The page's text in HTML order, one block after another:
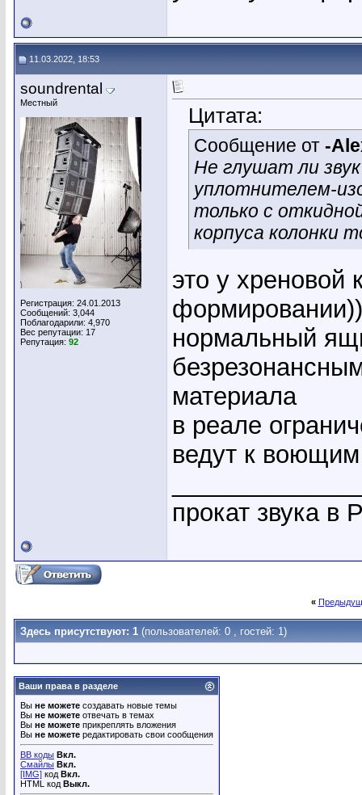
11.03.2022, 18:53
soundrental
Местный
Регистрация: 24.01.2013
Сообщений: 3,044
Поблагодарили: 4,970
Вес репутации: 17
Репутация: 92
Цитата:
Сообщение от -
Не глушат ли
уплотнителем-
только с
корпуса колонки
это у хреновой
формировании))
нормальный
материала
в реале
ведут к
прокат звука в
«
Здесь присутствуют: 1 (пользователей: 0 , гостей: 1)
Ваши права в разделе
Вы не можете создавать новые темы
Вы не можете отвечать в темах
Вы не можете прикреплять вложения
Вы не можете редактировать свои сообщения
BB коды Вкл.
Смайлы Вкл.
[IMG] код Вкл.
HTML код Выкл.